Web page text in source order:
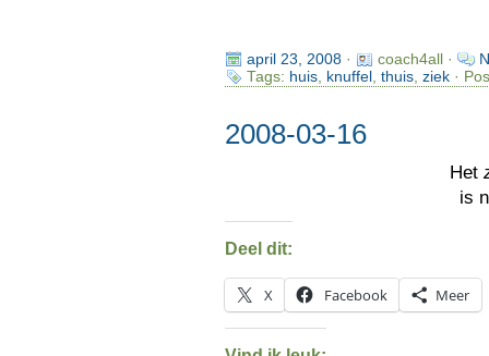
april 23, 2008· coach4all ·
Tags: huis, knuffel thuis, ziek·
2008-03-16
Het
is
Deel dit:
X Facebook Meer